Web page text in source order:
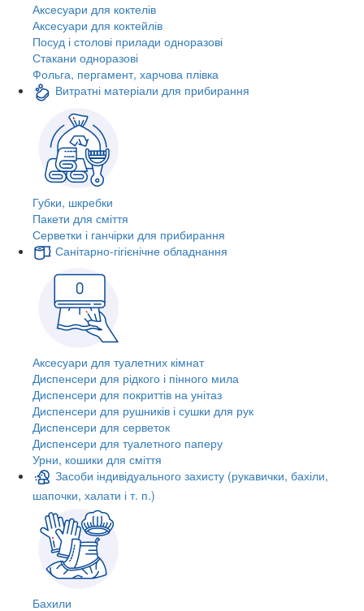
Аксесуари для коктелів
Аксесуари для коктейлів
Посуд і столові прилади одноразові
Стакани одноразові
Фольга, пергамент, харчова плівка
Витратні матеріали для прибирання
Губки, шкребки
Пакети для сміття
Серветки і ганчірки для прибирання
Санітарно-гігієнічне обладнання
Аксесуари для туалетних кімнат
Диспенсери для рідкого і пінного мила
Диспенсери для покриттів на унітаз
Диспенсери для рушників і сушки для рук
Диспенсери для серветок
Диспенсери для туалетного паперу
Урни, кошики для сміття
Засоби індивідуального захисту (рукавички, бахіли,
шапочки, халати і т. п.)
Бахили